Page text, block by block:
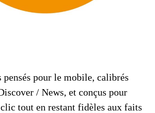
pour le mobile, calibrés
/ News, et conçus pour
tout en restant fidèles aux faits